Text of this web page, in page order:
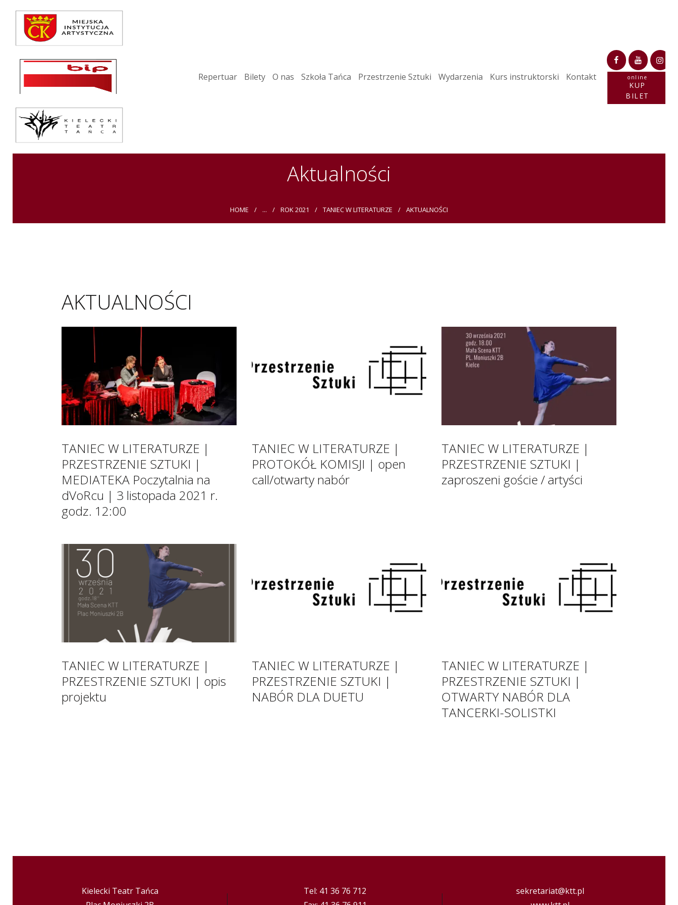
Repertuar Bilety O nas Szkoła Tańca Przestrzenie Sztuki Wydarzenia Kurs instruktorski Kontakt online
KUP
BILET
Aktualności
HOME ... ROK 2021 TANIEC W LITERATURZE AKTUALNOŚCI
Repertuar
Teatr / Zespół
Szkoła
Przestrzenie Sztuki
Warsztaty
Festiwal
AKTUALNOŚCI
TANIEC W LITERATURZE |
PRZESTRZENIE SZTUKI |
MEDIATEKA Poczytalnia na
dVoRcu | 3 listopada 2021 r.
godz. 12:00
TANIEC W LITERATURZE |
PROTOKÓŁ KOMISJI | open
call/otwarty nabór
TANIEC W LITERATURZE |
PRZESTRZENIE SZTUKI |
zaproszeni goście / artyści
TANIEC W LITERATURZE |
PRZESTRZENIE SZTUKI | opis
projektu
TANIEC W LITERATURZE |
PRZESTRZENIE SZTUKI |
NABÓR DLA DUETU
TANIEC W LITERATURZE |
PRZESTRZENIE SZTUKI |
OTWARTY NABÓR DLA
TANCERKI-SOLISTKI
Kielecki Teatr Tańca
Tel: 41 36 76 712
sekretariat@ktt.pl